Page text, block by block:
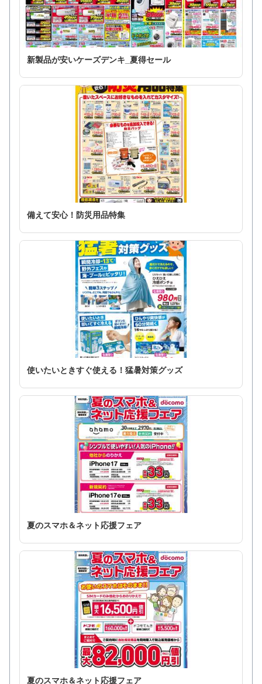
新製品が安いケーズデンキ_夏得セール
備えて安心！防災用品特集
使いたいときすぐ使える！猛暑対策グッズ
夏のスマホ＆ネット応援フェア
夏のスマホ＆ネット応援フェア